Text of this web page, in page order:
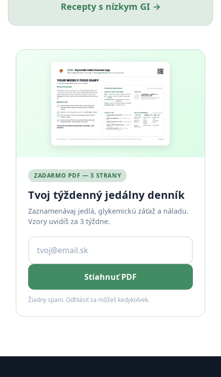
Recepty s nízkym GI →
ZADARMO PDF — 3 STRANY
Tvoj týždenný jedálny denník
Zaznamenávaj jedlá, glykemickú záťaž a náladu.
Vzory uvidíš za 3 týždne.
Stiahnuť PDF
Žiadny spam. Odhlásiť sa môžeš kedykoľvek.